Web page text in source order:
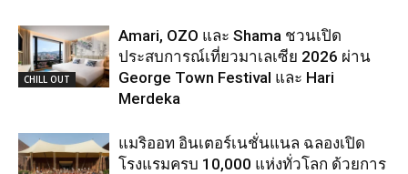
CHILL OUT
Amari, OZO และ Shama ชวนเปิด
ประสบการณ์เที่ยวมาเลเซีย 2026 ผ่าน
George Town Festival และ Hari
Merdeka
แมริออท อินเตอร์เนชั่นแนล ฉลองเปิด
โรงแรมครบ 10,000 แห่งทั่วโลก ด้วยการ